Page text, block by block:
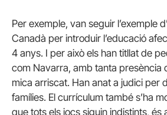
Per exemple, van seguir l’exemple
Canadà per introduir l’educació
4 anys. I per això els han titllat de
com Navarra, amb tanta presència
mica arriscat. Han anat a judici per
famílies. El currículum també s’ha
que tots els jocs siguin indistints, és